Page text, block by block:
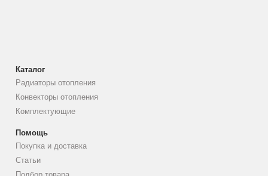
Каталог
Радиаторы отопления
Конвекторы отопления
Комплектующие
Помощь
Покупка и доставка
Статьи